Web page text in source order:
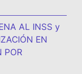
AL INSS y
EN
POR